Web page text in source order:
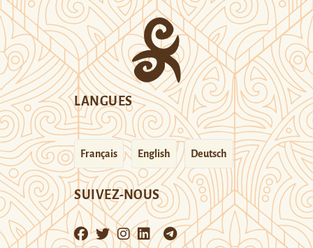
LANGUES
Français English Deutsch
SUIVEZ-NOUS